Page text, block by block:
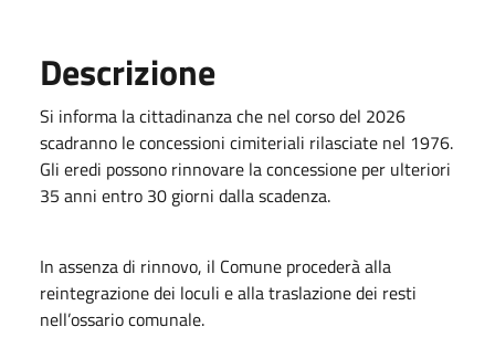
Descrizione
Si informa la cittadinanza che nel corso del 2026
scadranno le concessioni cimiteriali rilasciate nel 1976.
Gli eredi possono rinnovare la concessione per ulteriori
35 anni entro 30 giorni dalla scadenza.
In assenza di rinnovo, il Comune procederà alla
reintegrazione dei loculi e alla traslazione dei resti
nell’ossario comunale.